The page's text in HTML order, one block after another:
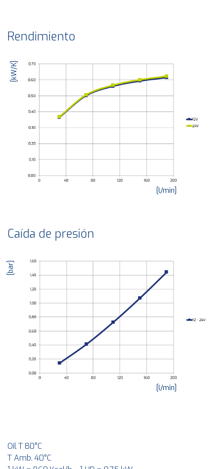
Rendimiento
[kW/K]
[l/min]
Caída de presión
[bar]
[l/min]
Oil T 80°C
T Amb. 40°C